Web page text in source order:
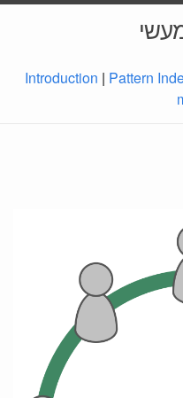
Introduction | Pattern